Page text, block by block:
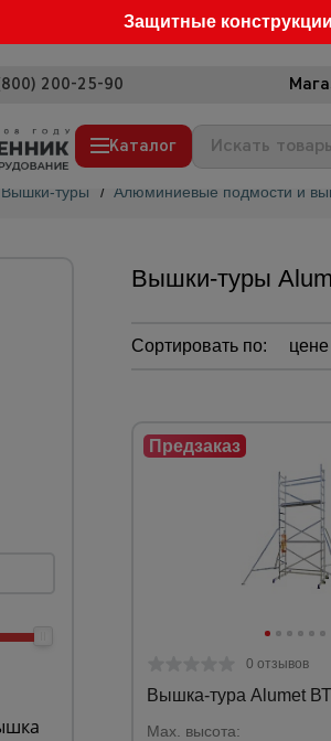
Защитные
200-25-90
Каталог
тенты, брезенты
строительный
для строительства
для бетонных работ
строительные и садовые
Вышки-туры / Алюминиевые подмости и
Вышки-туры
Сортировать по: цене
0 отзывов
Вышка-тура Alumet
Max. высота: